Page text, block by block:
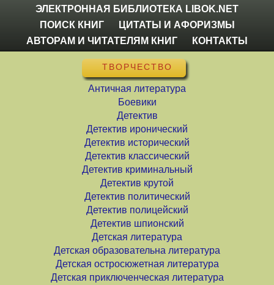
ЭЛЕКТРОННАЯ БИБЛИОТЕКА LIBOK.NET
ПОИСК КНИГ
ЦИТАТЫ И АФОРИЗМЫ
АВТОРАМ И ЧИТАТЕЛЯМ КНИГ
КОНТАКТЫ
ТВОРЧЕСТВО
Античная литература
Боевики
Детектив
Детектив иронический
Детектив исторический
Детектив классический
Детектив криминальный
Детектив крутой
Детектив политический
Детектив полицейский
Детектив шпионский
Детская литература
Детская образовательна литература
Детская остросюжетная литература
Детская приключенческая литература